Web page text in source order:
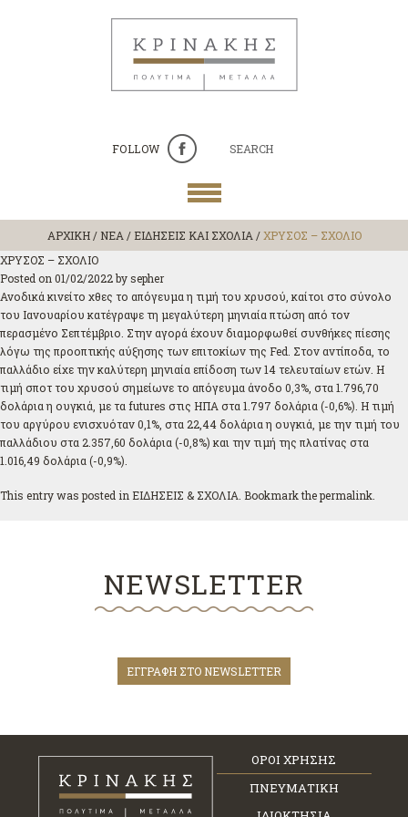
FOLLOW SEARCH
ΑΡΧΙΚΗ/ ΝΕΑ / ΕΙΔΗΣΕΙΣ ΚΑΙ ΣΧΟΛΙΑ /ΧΡΥΣΟΣ – ΣΧΟΛΙΟ
ΧΡΥΣΟΣ – ΣΧΟΛΙΟ
Posted on 01/02/2022bysepher
Ανοδικά κινείτο χθες το απόγευμα η τιμή του χρυσού, καίτοι στο σύνολο
του Ιανουαρίου κατέγραψε τη μεγαλύτερη μηνιαία πτώση από τον
περασμένο Σεπτέμβριο. Στην αγορά έχουν διαμορφωθεί συνθήκες πίεσης
λόγω της προοπτικής αύξησης των επιτοκίων της Fed. Στον αντίποδα, το
παλλάδιο είχε την καλύτερη μηνιαία επίδοση των 14 τελευταίων ετών. Η
τιμή σποτ του χρυσού σημείωνε το απόγευμα άνοδο 0,3%, στα 1.796,70
δολάρια η ουγκιά, με τα futures στις ΗΠΑ στα 1.797 δολάρια (-0,6%). Η τιμή
του αργύρου ενισχυόταν 0,1%, στα 22,44 δολάρια η ουγκιά, με την τιμή του
παλλάδιου στα 2.357,60 δολάρια (-0,8%) και την τιμή της πλατίνας στα
1.016,49 δολάρια (-0,9%).
This entry was posted in ΕΙΔΗΣΕΙΣ & ΣΧΟΛΙΑ . Bookmark thepermalink
NEWSLETTER
ΕΓΓΡΑΦΗ ΣΤΟ NEWSLETTER
ΟΡΟΙ ΧΡΗΣΗΣ
ΠΝΕΥΜΑΤΙΚΗ